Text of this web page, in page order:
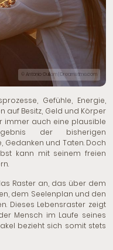
© Antonio Guillem | Dreamstime.com
Gefühle, Energie,
auf Besitz, Geld und Körper
immer auch eine plausible
der bisherigen
Gedanken und Taten. Doch
kann mit seinem freien
Raster an, das über dem
dem Seelenplan und den
Dieses Lebensraster zeigt
Mensch im Laufe seines
bezieht sich somit stets